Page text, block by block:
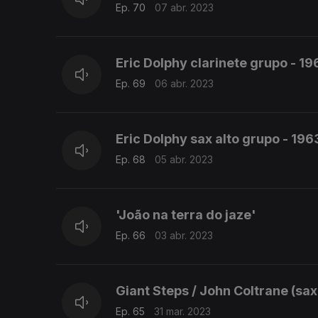
Ep. 70 07 abr. 2023
Eric Dolphy clarinete grupo -
Ep. 69 06 abr. 2023
Eric Dolphy sax alto grupo -
Ep. 68 05 abr. 2023
'João na terra do jaze'
Ep. 66 03 abr. 2023
Giant Steps / John Coltrane
Ep. 65 31 mar. 2023